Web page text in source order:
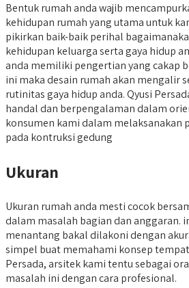
Bentuk rumah anda wajib
kehidupan rumah yang utama untuk
pikirkan baik-baik perihal
kehidupan keluarga serta gaya hidup
anda memiliki pengertian yang cakap
ini maka desain rumah akan mengalir
rutinitas gaya hidup anda. Qyusi
handal dan berpengalaman dalam
konsumen kami dalam melaksanakan
pada kontruksi gedung
Ukuran
Ukuran rumah anda mesti cocok
dalam masalah bagian dan anggaran.
menantang bakal dilakoni dengan
simpel buat memahami konsep
Persada, arsitek kami tentu sebagai
masalah ini dengan cara profesional.